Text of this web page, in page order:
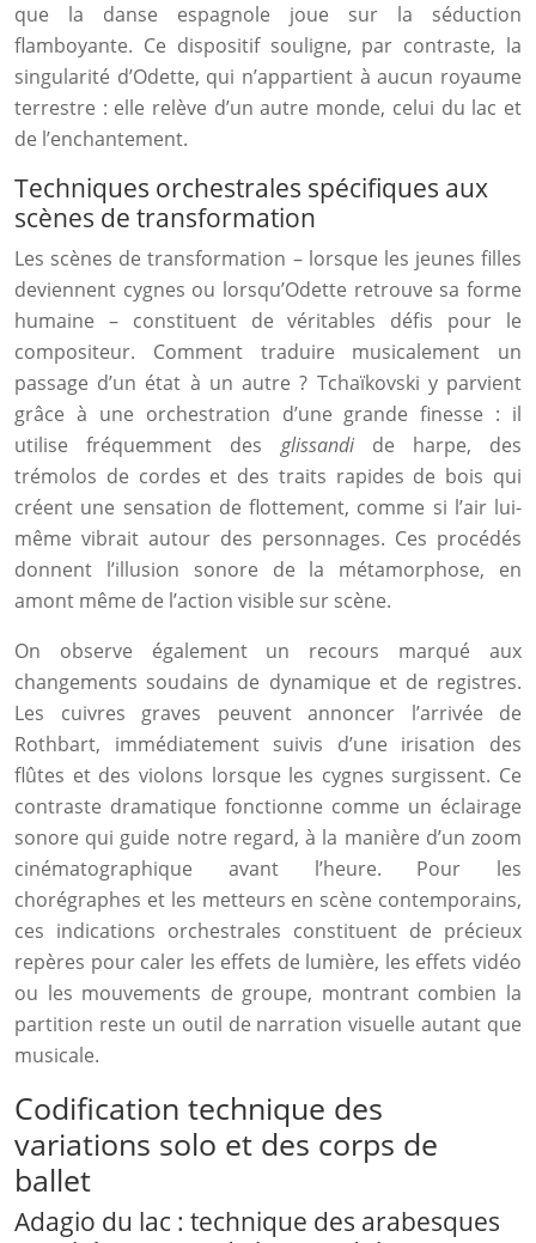
que la danse espagnole joue sur la séduction
flamboyante. Ce dispositif souligne, par contraste, la
singularité d’Odette, qui n’appartient à aucun royaume
terrestre : elle relève d’un autre monde, celui du lac et
de l’enchantement.
Techniques orchestrales spécifiques aux
scènes de transformation
Les scènes de transformation – lorsque les jeunes filles
deviennent cygnes ou lorsqu’Odette retrouve sa forme
humaine – constituent de véritables défis pour le
compositeur. Comment traduire musicalement un
passage d’un état à un autre ? Tchaïkovski y parvient
grâce à une orchestration d’une grande finesse : il
utilise fréquemment des glissandide harpe, des
trémolos de cordes et des traits rapides de bois qui
créent une sensation de flottement, comme si l’air lui-
même vibrait autour des personnages. Ces procédés
donnent l’illusion sonore de la métamorphose, en
amont même de l’action visible sur scène.
On observe également un recours marqué aux
changements soudains de dynamique et de registres.
Les cuivres graves peuvent annoncer l’arrivée de
Rothbart, immédiatement suivis d’une irisation des
flûtes et des violons lorsque les cygnes surgissent. Ce
contraste dramatique fonctionne comme un éclairage
sonore qui guide notre regard, à la manière d’un zoom
cinématographique avant l’heure. Pour les
chorégraphes et les metteurs en scène contemporains,
ces indications orchestrales constituent de précieux
repères pour caler les effets de lumière, les effets vidéo
ou les mouvements de groupe, montrant combien la
partition reste un outil de narration visuelle autant que
musicale.
Codification technique des
variations solo et des corps de
ballet
Adagio du lac : technique des arabesques